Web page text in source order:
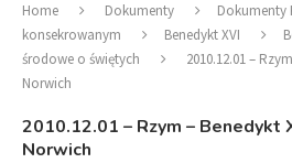
Home Dokumenty
Dokumenty
konsekrowanym
Benedykt XVI
środowe o świętych
2010.12.01 –
Norwich
2010.12.01 – Rzym – Benedykt
Norwich